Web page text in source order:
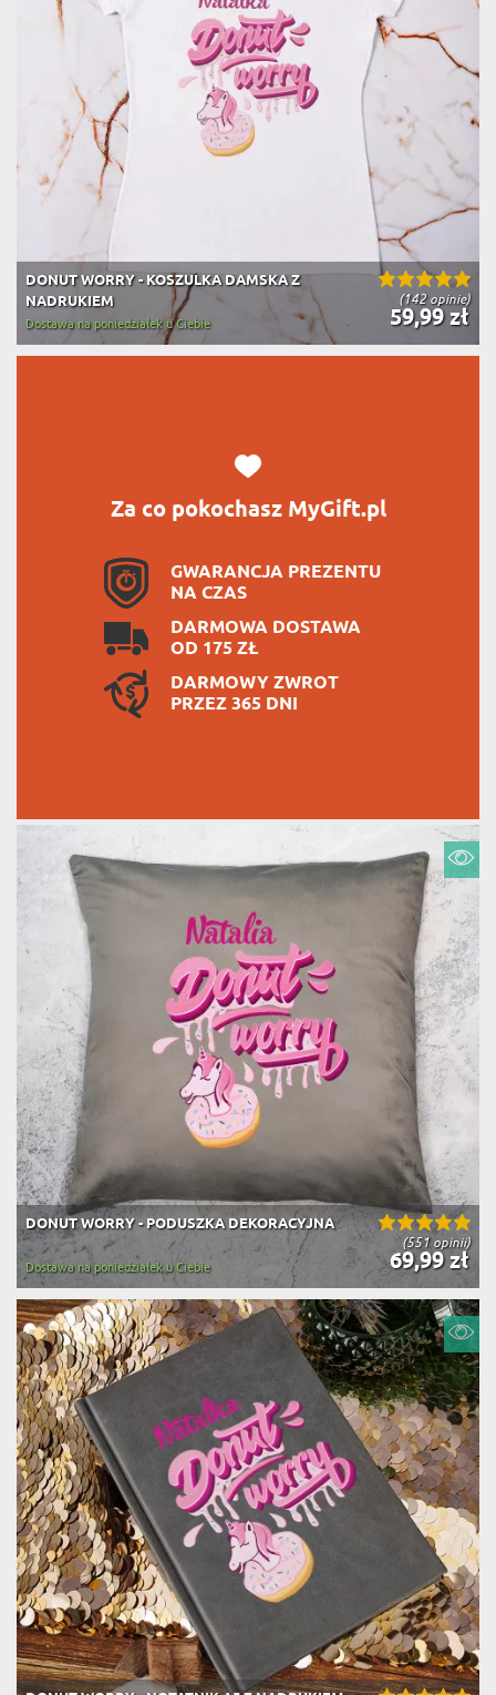
(142 opinie)
DONUT WORRY - KOSZULKA DAMSKA Z
NADRUKIEM
59,99 zł
Dostawa na poniedziałek u Ciebie
Za co pokochasz MyGift.pl
GWARANCJA PREZENTU
NA CZAS
DARMOWA DOSTAWA
OD 175 ZŁ
DARMOWY ZWROT
PRZEZ 365 DNI
(551 opinii)
DONUT WORRY - PODUSZKA DEKORACYJNA
69,99 zł
Dostawa na poniedziałek u Ciebie